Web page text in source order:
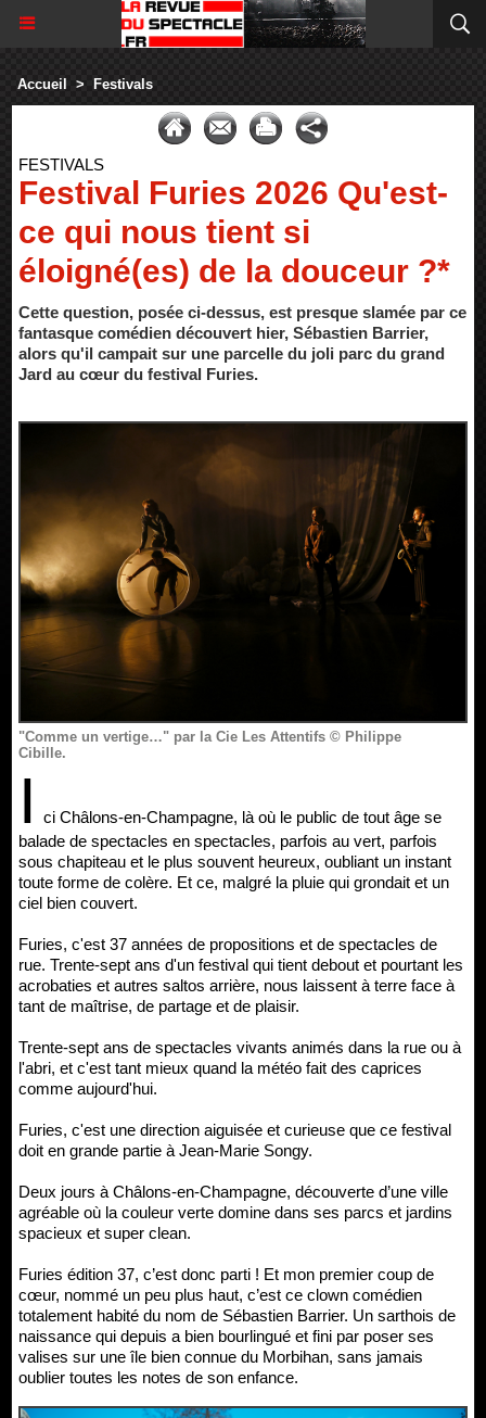
Accueil > Festivals
FESTIVALS
Festival Furies 2026 Qu'est-
ce qui nous tient si
éloigné(es) de la douceur ?*
Cette question, posée ci-dessus, est presque slamée par ce
fantasque comédien découvert hier, Sébastien Barrier,
alors qu'il campait sur une parcelle du joli parc du grand
Jard au cœur du festival Furies.
"Comme un vertige…" par la Cie Les Attentifs © Philippe
Cibille.
I
ci Châlons-en-Champagne, là où le public de tout âge se
balade de spectacles en spectacles, parfois au vert, parfois
sous chapiteau et le plus souvent heureux, oubliant un instant
toute forme de colère. Et ce, malgré la pluie qui grondait et un
ciel bien couvert.
Furies, c'est 37 années de propositions et de spectacles de
rue. Trente-sept ans d'un festival qui tient debout et pourtant les
acrobaties et autres saltos arrière, nous laissent à terre face à
tant de maîtrise, de partage et de plaisir.
Trente-sept ans de spectacles vivants animés dans la rue ou à
l'abri, et c'est tant mieux quand la météo fait des caprices
comme aujourd'hui.
Furies, c'est une direction aiguisée et curieuse que ce festival
doit en grande partie à Jean-Marie Songy.
Deux jours à Châlons-en-Champagne, découverte d’une ville
agréable où la couleur verte domine dans ses parcs et jardins
spacieux et super clean.
Furies édition 37, c’est donc parti ! Et mon premier coup de
cœur, nommé un peu plus haut, c’est ce clown comédien
totalement habité du nom de Sébastien Barrier. Un sarthois de
naissance qui depuis a bien bourlingué et fini par poser ses
valises sur une île bien connue du Morbihan, sans jamais
oublier toutes les notes de son enfance.